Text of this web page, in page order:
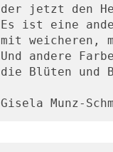
der jetzt den
Es ist eine
mit weicheren,
Und andere
die Blüten und
Gisela Munz-